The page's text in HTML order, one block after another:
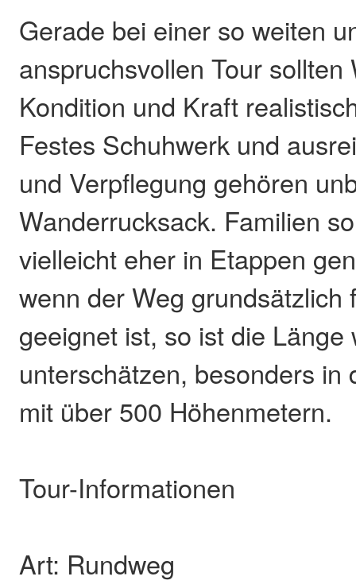
Gerade bei einer so weiten
anspruchsvollen Tour sollten
Kondition und Kraft
Festes Schuhwerk und
und Verpflegung gehören
Wanderrucksack. Familien
vielleicht eher in Etappen
wenn der Weg grundsätzlich
geeignet ist, so ist die Länge
unterschätzen, besonders in
mit über 500 Höhenmetern.
Tour-Informationen
Art: Rundweg